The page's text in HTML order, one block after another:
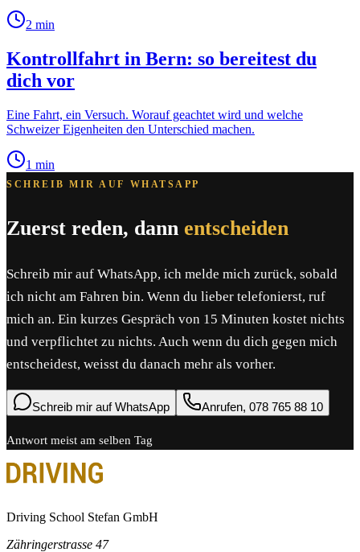
2 min
Kontrollfahrt in Bern: so bereitest du
dich vor
Eine Fahrt, ein Versuch. Worauf geachtet wird und welche
Schweizer Eigenheiten den Unterschied machen.
1 min
SCHREIB MIR AUF WHATSAPP
Zuerst reden, dann entscheiden
Schreib mir auf WhatsApp, ich melde mich zurück, sobald
ich nicht am Fahren bin. Wenn du lieber telefonierst, ruf
mich an. Ein kurzes Gespräch von 15 Minuten kostet nichts
und verpflichtet zu nichts. Auch wenn du dich gegen mich
entscheidest, weisst du danach mehr als vorher.
Schreib mir auf WhatsApp Anrufen, 078 765 88 10
Antwort meist am selben Tag
Driving School Stefan GmbH
Zähringerstrasse 47